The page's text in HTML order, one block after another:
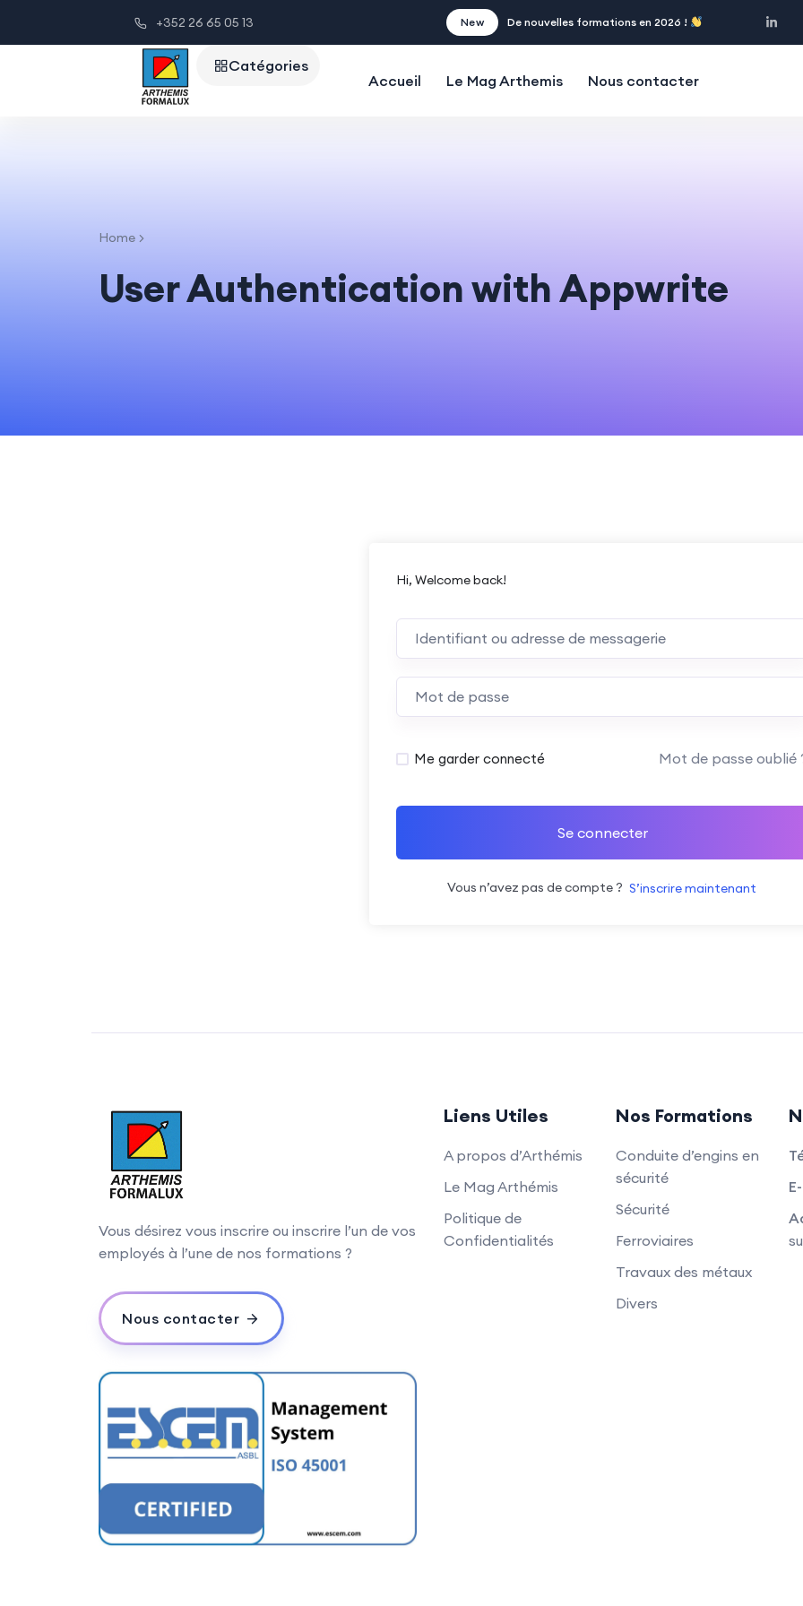
+352 26 65 05 13 New De nouvelles formations en 2026 !
Accueil Le Mag Arthemis Nous contacter
Home
User Authentication with Appwrite
Hi, Welcome back!
Me garder connecté Mot de passe oublié
Se connecter
Vous n’avez pas de compte ? S’inscrire maintenant
Vous désirez vous inscrire ou inscrire l’un de vos
employés à l’une de nos formations ?
Nous contacter
Liens Utiles
A propos d’Arthémis
Le Mag Arthémis
Politique de
Confidentialités
Nos Formations
Conduite d’engins en
sécurité
Sécurité
Ferroviaires
Travaux des métaux
Divers